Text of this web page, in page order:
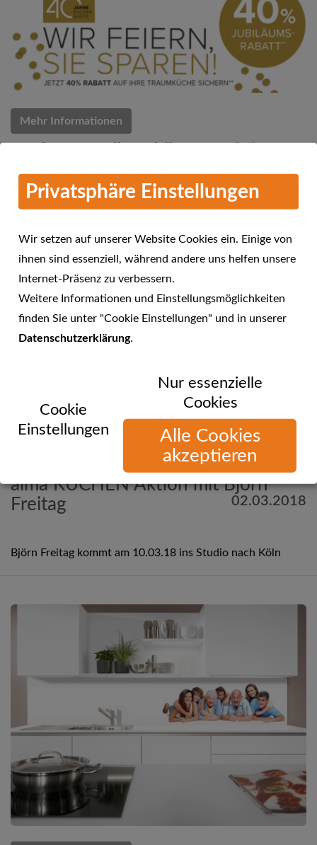
Mehr Informationen
Küchen Quelle feiert 40 Jahre Küchenglück
alma KÜCHEN Aktion mit Björn
Freitag
02.03.2018
Björn Freitag kommt am 10.03.18 ins Studio nach Köln
Privatsphäre Einstellungen
Wir setzen auf unserer Website Cookies ein. Einige von
ihnen sind essenziell, während andere uns helfen unsere
Internet-Präsenz zu verbessern.
Weitere Informationen und Einstellungsmöglichkeiten
finden Sie unter "Cookie Einstellungen" und in unserer
Datenschutzerklärung.
Cookie
Einstellungen
Nur essenzielle
Cookies
Alle Cookies
akzeptieren